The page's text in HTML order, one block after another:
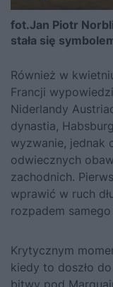
fot.Jan Piotr
stała się
Również w
Francji
Niderlandy
dynastia,
wyzwanie, jednak
odwiecznych
zachodnich.
wprawić w ruch
rozpadem
Krytycznym
kiedy to doszło
bitwy pod